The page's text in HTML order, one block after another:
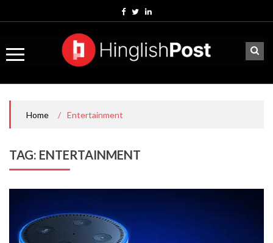
Home / Entertainment
TAG: ENTERTAINMENT